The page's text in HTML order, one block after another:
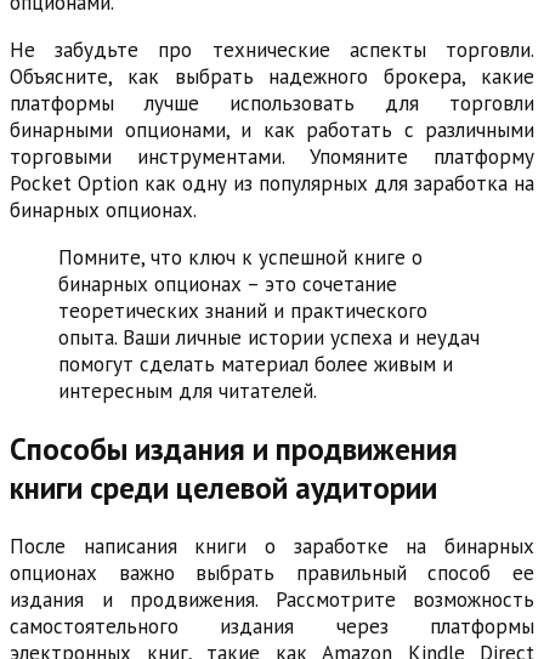
Не забудьте про технические аспекты торговли.
Объясните, как выбрать надежного брокера, какие
платформы лучше использовать для торговли
бинарными опционами, и как работать с различными
торговыми инструментами. Упомяните платформу
Pocket Option как одну из популярных для заработка на
бинарных опционах.
Помните, что ключ к успешной книге о
бинарных опционах – это сочетание
теоретических знаний и практического
опыта. Ваши личные истории успеха и неудач
помогут сделать материал более живым и
интересным для читателей.
Способы издания и продвижения
книги среди целевой аудитории
После написания книги о заработке на бинарных
опционах важно выбрать правильный способ ее
издания и продвижения. Рассмотрите возможность
самостоятельного издания через платформы
электронных книг, такие как Amazon Kindle Direct